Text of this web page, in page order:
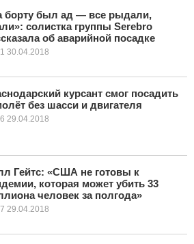
борту был ад — все рыдали,
солистка группы Serebro
об аварийной посадке
30.04.2018
курсант смог посадить
без шасси и двигателя
29.04.2018
Гейтс: «США не готовы к
которая может убить 33
человек за полгода»
29.04.2018